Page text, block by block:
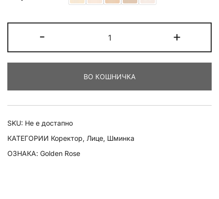
-
Rose
Concealer
Corrector
Crayon
количина
+
ВО КОШНИЧКА
SKU: Не е достапно
КАТЕГОРИИ Коректор, Лице, Шминка
ОЗНАКА: Golden Rose